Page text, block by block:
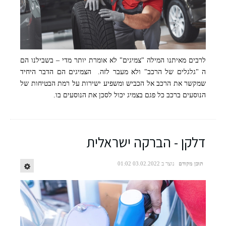
לרבים מאיתנו המילה "צמיגים" לא אומרת יותר מדי – בשבילנו הם
ה "גלגלים של הרכב" ולא מעבר לזה. הצמיגים הם הדבר היחיד
שמקשר את הרכב אל הכביש ומשפיע ישירות על רמת הבטיחות של
הנוסעים ברכב כל פגם בצמיג יכול לסכן את הנוסעים בו.
דלקן - הברקה ישראלית
תוכן מקודם נוצר ב 03.02.2022 01:02